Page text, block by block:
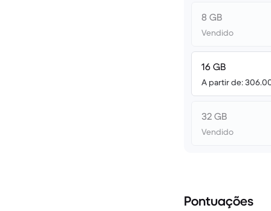
8 GB
Vendido
16 GB
A partir de:
32 GB
Vendido
Pontuações